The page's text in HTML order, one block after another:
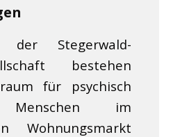
Stegerwald-
bestehen
für psychisch
Menschen im
Wohnungsmarkt